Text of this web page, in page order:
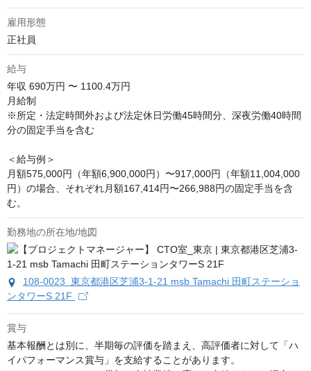
雇用形態
正社員
給与
年収 690万円 〜 1100.4万円
月給制
※所定・法定時間外および法定休日労働45時間分、深夜労働40時間
分の固定手当を含む
＜給与例＞
月額575,000円（年額6,900,000円）〜917,000円（年額11,004,000
円）の場合、それぞれ月額167,414円〜266,988円の固定手当を含
む。
勤務地の所在地/地図
108-0023 東京都港区芝浦3-1-21 msb Tamachi 田町ステーショ
ンタワーS 21F
賞与
基本報酬とは別に、半期毎の評価を踏まえ、高評価者に対して「ハ
イパフォーマンス賞与」を支給することがあります。